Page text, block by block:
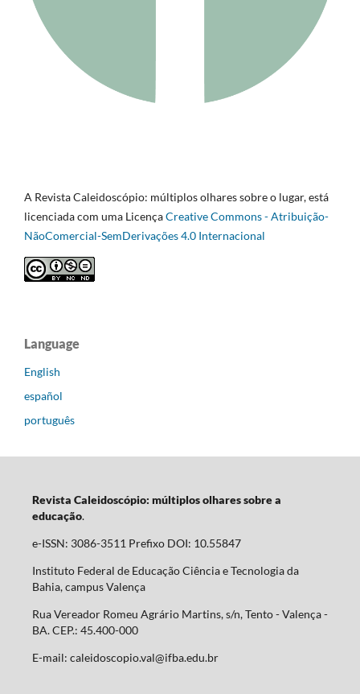
A Revista Caleidoscópio: múltiplos olhares sobre o lugar, está
licenciada com uma LicençaCreative Commons - Atribuição-
NãoComercial-SemDerivações 4.0 Internacional
Language
English
español
português
Revista Caleidoscópio: múltiplos olhares sobre a
educação.
e-ISSN: 3086-3511 Prefixo DOI: 10.55847
Instituto Federal de Educação Ciência e Tecnologia da
Bahia, campus Valença
Rua Vereador Romeu Agrário Martins, s/n, Tento - Valença -
BA. CEP.: 45.400-000
E-mail: caleidoscopio.val@ifba.edu.br